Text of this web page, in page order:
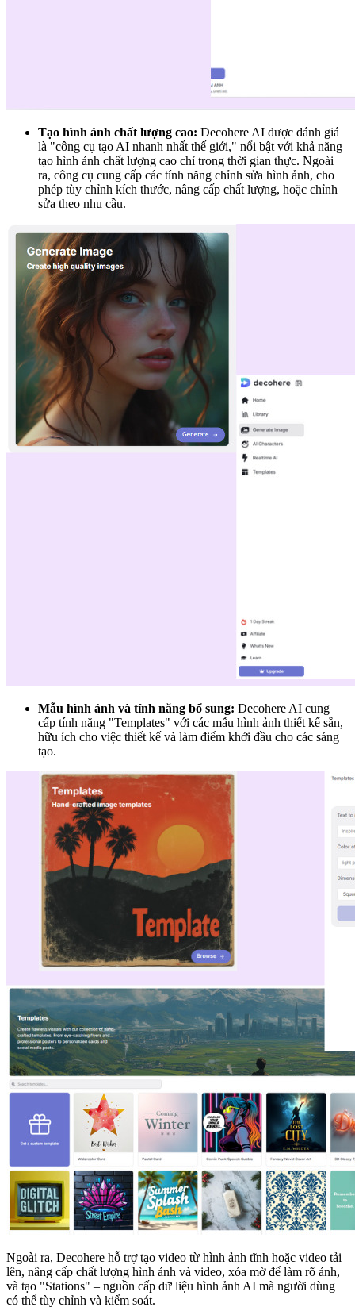
Tạo hình ảnh chất lượng cao: Decohere AI được đánh giá
là "công cụ tạo AI nhanh nhất thế giới," nổi bật với khả năng
tạo hình ảnh chất lượng cao chỉ trong thời gian thực. Ngoài
ra, công cụ cung cấp các tính năng chỉnh sửa hình ảnh, cho
phép tùy chỉnh kích thước, nâng cấp chất lượng, hoặc chỉnh
sửa theo nhu cầu.
Mẫu hình ảnh và tính năng bổ sung: Decohere AI cung
cấp tính năng "Templates" với các mẫu hình ảnh thiết kế sẵn,
hữu ích cho việc thiết kế và làm điểm khởi đầu cho các sáng
tạo.
Ngoài ra, Decohere hỗ trợ tạo video từ hình ảnh tĩnh hoặc video tải
lên, nâng cấp chất lượng hình ảnh và video, xóa mờ để làm rõ ảnh,
và tạo "Stations" – nguồn cấp dữ liệu hình ảnh AI mà người dùng
có thể tùy chỉnh và kiểm soát.